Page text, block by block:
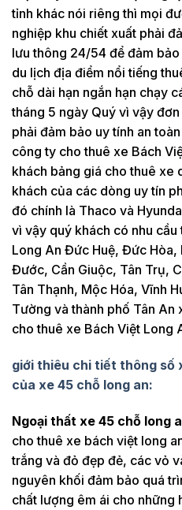
tỉnh khác nói riêng thì mọi
nghiệp khu chiết xuất phải
lưu thông 24/54 để đảm
du lịch địa điểm nổi tiếng
chỗ dài hạn ngắn hạn chạy
tháng 5 ngày Quý vì vậy
phải đảm bảo uy tính an
công ty cho thuê xe Bách
khách bảng giá cho thuê xe
khách của các dòng uy tín
đó chính là Thaco và
vì vậy quý khách có nhu
Long An Đức Huệ, Đức Hòa,
Đước, Cần Giuộc, Tân Trụ,
Tân Thạnh, Mộc Hóa, Vĩnh
Tường và thành phố Tân
cho thuê xe Bách Việt Long
giới thiêu chi tiết thông số
của xe 45 chỗ long an:
Ngoại thất xe 45 chỗ long
cho thuê xe bách việt long
trắng và đỏ đẹp đẻ, các vỏ
nguyên khối đảm bảo quá
chất lượng êm ái cho những